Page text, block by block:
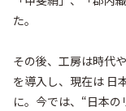
た。
その後、工房は時代
を導入し、現在は 日
に。今では、“日本